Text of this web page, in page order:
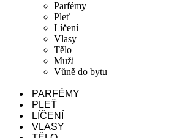
Parfémy
Pleť
Líčení
Vlasy
Tělo
Muži
Vůně do bytu
PARFÉMY
PLEŤ
LÍČENÍ
VLASY